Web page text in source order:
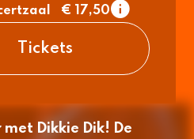
€ 17,50
1e rang
Tickets
Dikkie Dik! De